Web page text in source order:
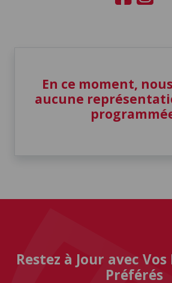
En ce moment,
aucune
Restez à Jour avec
Préférés